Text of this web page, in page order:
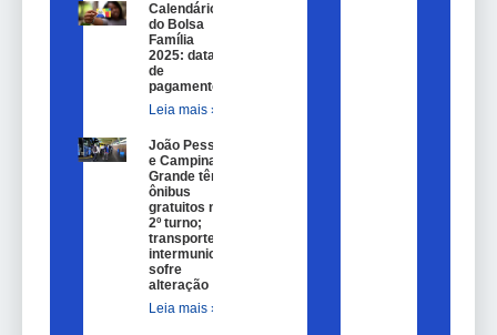
Calendário
do Bolsa
Família
2025: datas
de
pagamento.
Leia mais »
João Pessoa
e Campina
Grande têm
ônibus
gratuitos no
2º turno;
transporte
intermunicipal
sofre
alteração
Leia mais »